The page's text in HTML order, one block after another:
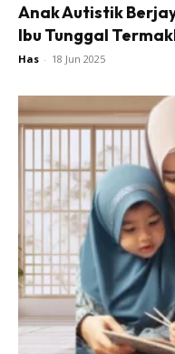
Anak Autistik
Ibu Tunggal
Has - 18 Jun 2025